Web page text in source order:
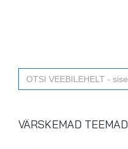
Search
for:
VÄRSKEMAD TEEMAD